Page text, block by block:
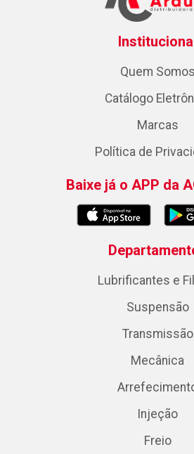
Quem Somos
Catálogo
Marcas
Política de
Baixe já o APP da
Lubrificantes e
Suspensão
Transmissão
Mecânica
Injeção
Freio